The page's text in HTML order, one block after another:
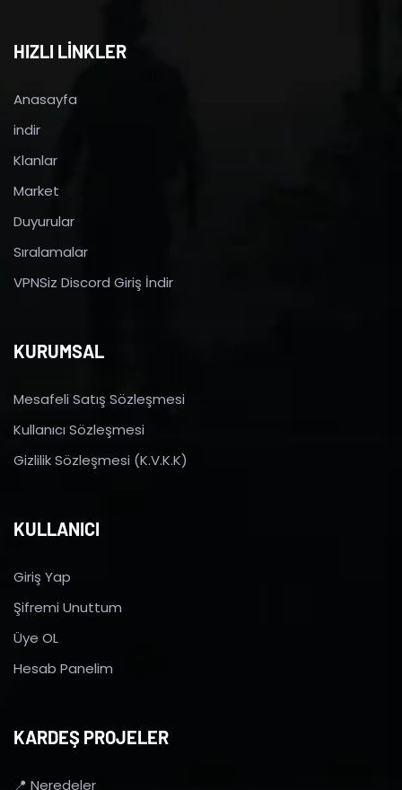
HIZLI LİNKLER
Anasayfa
indir
Klanlar
Market
Duyurular
Sıralamalar
VPNSiz Discord Giriş İndir
KURUMSAL
Mesafeli Satış Sözleşmesi
Kullanıcı Sözleşmesi
Gizlilik Sözleşmesi (K.V.K.K)
KULLANICI
Giriş Yap
Şifremi Unuttum
Üye OL
Hesab Panelim
KARDEŞ PROJELER
📍 Neredeler